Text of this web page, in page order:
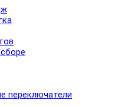
переключатели